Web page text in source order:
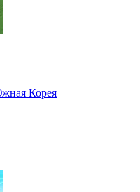
Корея